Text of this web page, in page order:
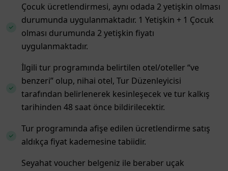
Çocuk ücretlendirmesi, aynı odada 2 yetişkin olması
durumunda uygulanmaktadır. 1 Yetişkin + 1 Çocuk
olması durumunda 2 yetişkin fiyatı
uygulanmaktadır.
İlgili tur programında belirtilen otel/oteller “ve
benzeri” olup, nihai otel, Tur Düzenleyicisi
tarafından belirlenerek kesinleşecek ve tur kalkış
tarihinden 48 saat önce bildirilecektir.
Tur programında afişe edilen ücretlendirme satış
aldıkça fiyat kademesine tabiidir.
Seyahat voucher belgeniz ile beraber uçak